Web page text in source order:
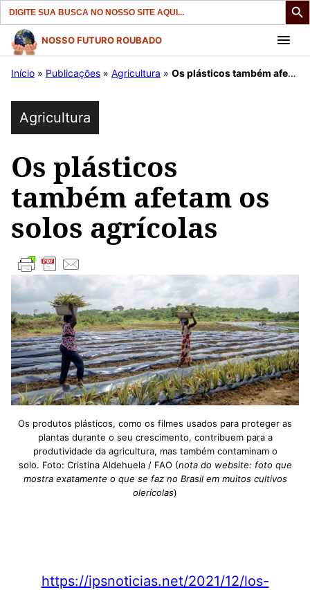
Search
for:
Pular
para
conteúdo
NOSSO FUTURO ROUBADO
Início » Publicações » Agricultura » Os plásticos também afetam os solos agrícolas
Agricultura
Os plásticos
também afetam os
solos agrícolas
Os produtos plásticos, como os filmes usados ​​para proteger as
plantas durante o seu crescimento, contribuem para a
produtividade da agricultura, mas também contaminam o
solo. Foto: Cristina Aldehuela / FAO (nota do website: foto que
mostra exatamente o que se faz no Brasil em muitos cultivos
olerícolas)
https://ipsnoticias.net/2021/12/los-